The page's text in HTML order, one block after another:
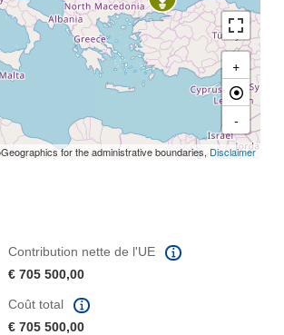
+
-
for the administrative boundaries, Disclaimer
Contribution nette de l'UE
€ 705 500,00
Coût total
€ 705 500,00